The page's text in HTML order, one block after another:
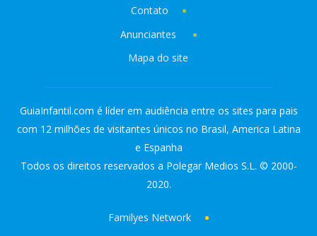
Contato
Anunciantes
Mapa do site
GuiaInfantil.com é líder em audiência entre os sites para pais
com 12 milhões de visitantes únicos no Brasil, America Latina
e Espanha
Todos os direitos reservados a Polegar Medios S.L. © 2000-
2020.
Familyes Network